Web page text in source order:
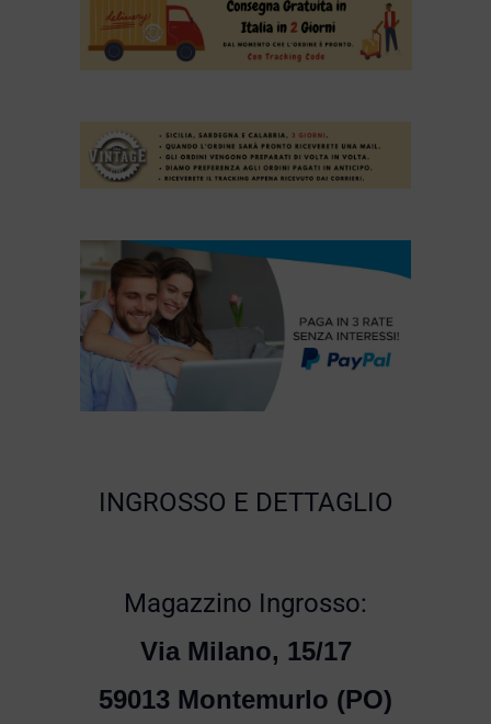
INGROSSO E DETTAGLIO
Magazzino Ingrosso:
Via Milano, 15/17
59013 Montemurlo (PO)